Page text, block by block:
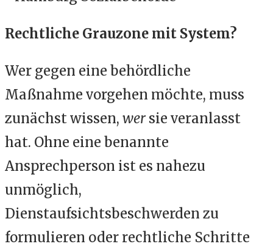
Rechtliche Grauzone mit System?
Wer gegen eine behördliche
Maßnahme vorgehen möchte, muss
zunächst wissen, wer sie veranlasst
hat. Ohne eine benannte
Ansprechperson ist es nahezu
unmöglich,
Dienstaufsichtsbeschwerden zu
formulieren oder rechtliche Schritte